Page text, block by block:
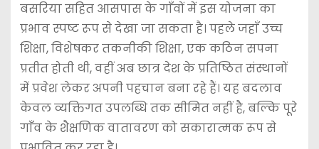
बसरिया सहित आसपास के गाँवों में इस योजना का
प्रभाव स्पष्ट रूप से देखा जा सकता है। पहले जहाँ उच्च
शिक्षा, विशेषकर तकनीकी शिक्षा, एक कठिन सपना
प्रतीत होती थी, वहीं अब छात्र देश के प्रतिष्ठित संस्थानों
में प्रवेश लेकर अपनी पहचान बना रहे हैं। यह बदलाव
केवल व्यक्तिगत उपलब्धि तक सीमित नहीं है, बल्कि पूरे
गाँव के शैक्षणिक वातावरण को सकारात्मक रूप से